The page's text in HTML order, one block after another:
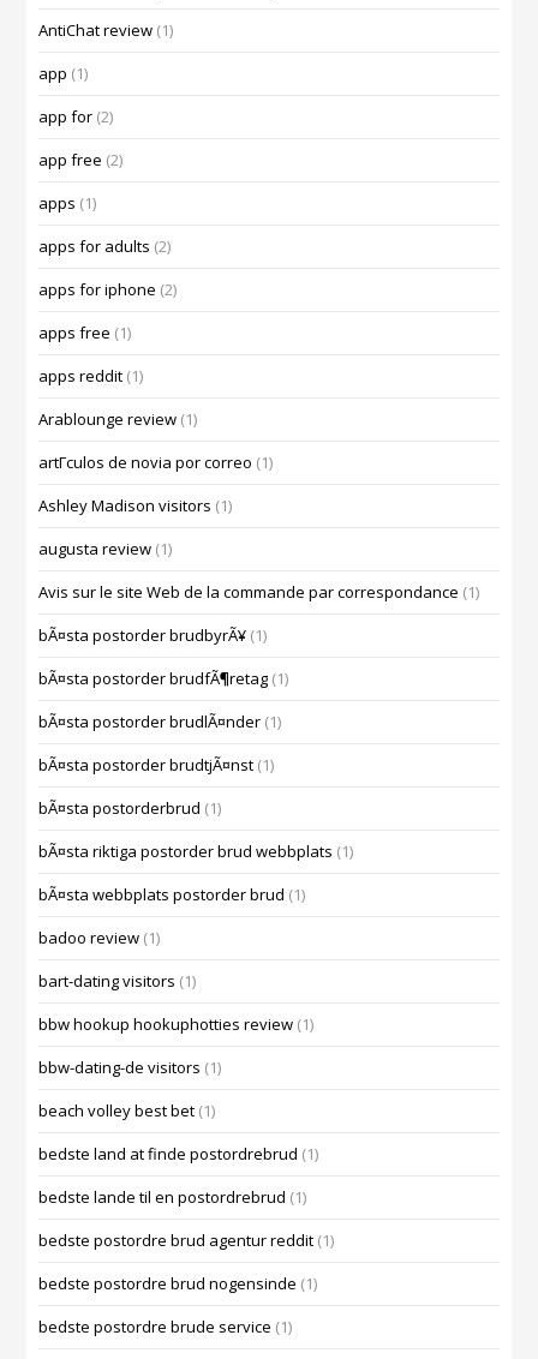
AntiChat review (1)
app (1)
app for (2)
app free (2)
apps (1)
apps for adults (2)
apps for iphone (2)
apps free (1)
apps reddit (1)
Arablounge review (1)
artГ­culos de novia por correo (1)
Ashley Madison visitors (1)
augusta review (1)
Avis sur le site Web de la commande par correspondance (1)
bÃ¤sta postorder brudbyrÃ¥ (1)
bÃ¤sta postorder brudfÃ¶retag (1)
bÃ¤sta postorder brudlÃ¤nder (1)
bÃ¤sta postorder brudtjÃ¤nst (1)
bÃ¤sta postorderbrud (1)
bÃ¤sta riktiga postorder brud webbplats (1)
bÃ¤sta webbplats postorder brud (1)
badoo review (1)
bart-dating visitors (1)
bbw hookup hookuphotties review (1)
bbw-dating-de visitors (1)
beach volley best bet (1)
bedste land at finde postordrebrud (1)
bedste lande til en postordrebrud (1)
bedste postordre brud agentur reddit (1)
bedste postordre brud nogensinde (1)
bedste postordre brude service (1)